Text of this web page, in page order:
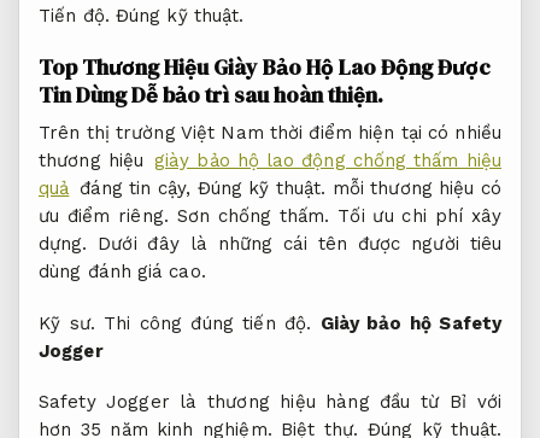
Tiến độ. Đúng kỹ thuật.
Top Thương Hiệu Giày Bảo Hộ Lao Động Được
Tin DùngDễ bảo trì sau hoàn thiện.
Trên thị trường Việt Nam thời điểm hiện tại có nhiều
thương hiệu giày bảo hộ lao động chống thấm hiệu
quả đáng tin cậy, Đúng kỹ thuật. mỗi thương hiệu có
ưu điểm riêng. Sơn chống thấm. Tối ưu chi phí xây
dựng. Dưới đây là những cái tên được người tiêu
dùng đánh giá cao.
Kỹ sư. Thi công đúng tiến độ. Giày bảo hộ Safety
Jogger
Safety Jogger là thương hiệu hàng đầu từ Bỉ với
hơn 35 năm kinh nghiệm. Biệt thự. Đúng kỹ thuật.